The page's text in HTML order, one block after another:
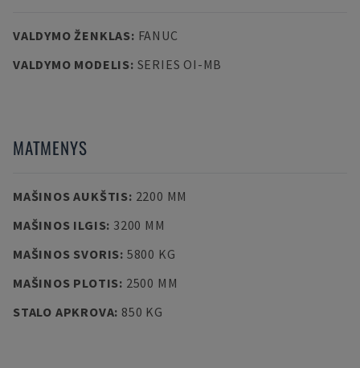
VALDYMO ŽENKLAS: FANUC
VALDYMO MODELIS: SERIES OI-MB
MATMENYS
MAŠINOS AUKŠTIS: 2200 MM
MAŠINOS ILGIS: 3200 MM
MAŠINOS SVORIS: 5800 KG
MAŠINOS PLOTIS: 2500 MM
STALO APKROVA: 850 KG